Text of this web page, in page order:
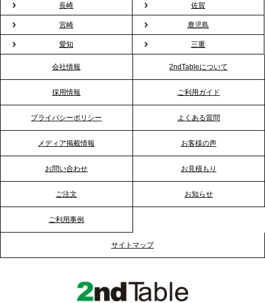
2026.1.26
プレスリリースのご案内｜もう「義理チョコ」で悩
まない。職場のバレンタインをケータリングで“福利
厚生”化。採用にも効く新スタイルを提案
2026.1.23
RKB毎日放送「RKB NEWS」で、2ndTable「恵方
巻きケータリング」が紹介されました
2026.1.20
る？「恵方巻きケータリング」で、社内コミュニケ
ーションを活性化
2025.12.12
事提供を実施へ
長崎 佐賀
宮崎 鹿児島
愛知 三重
会社情報 2ndTableについて
採用情報 ご利用ガイド
プライバシーポリシー よくある質問
メディア掲載情報 お客様の声
お問い合わせ お見積もり
ご注文 お知らせ
ご利用事例
サイトマップ